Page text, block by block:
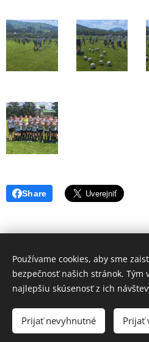
Share
Volajte.:+421
Web vytvorila Futbalová škola
Vás úspech -
Cookies
Používame cookies, aby sme
bezpečnosť našich stránok. Tým
najlepšiu skúsenosť z ich
Prijať nevyhnutné Prijať